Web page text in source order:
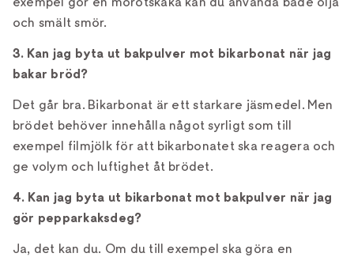
och smält smör.
3. Kan jag byta ut bakpulver mot bikarbonat när jag
bakar bröd?
Det går bra. Bikarbonat är ett starkare jäsmedel. Men
brödet behöver innehålla något syrligt som till
exempel filmjölk för att bikarbonatet ska reagera och
ge volym och luftighet åt brödet.
4. Kan jag byta ut bikarbonat mot bakpulver när jag
gör pepparkaksdeg?
Ja, det kan du. Om du till exempel ska göra en